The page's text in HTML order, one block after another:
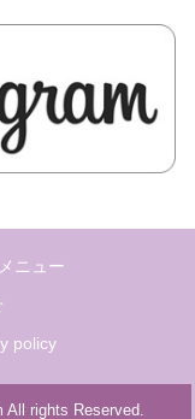
ニュー
policy
rights Reserved.